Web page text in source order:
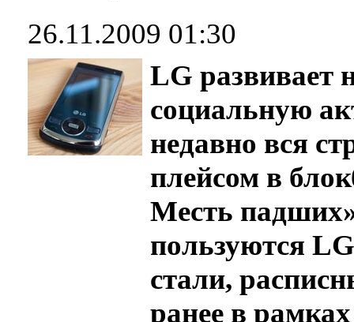
26.11.2009 01:30
LG развивает
социальную
недавно вся
плейсом в
Месть
пользуются
стали,
ранее в